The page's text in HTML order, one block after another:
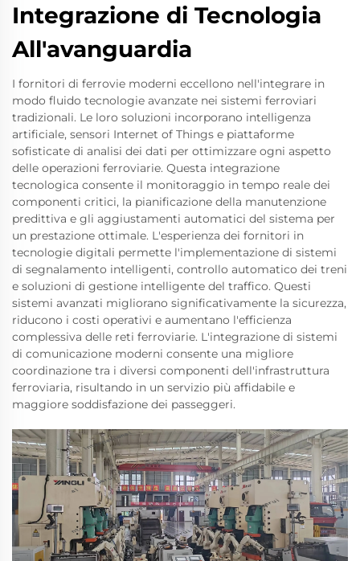
Integrazione di Tecnologia
All'avanguardia
I fornitori di ferrovie moderni eccellono nell'integrare in
modo fluido tecnologie avanzate nei sistemi ferroviari
tradizionali. Le loro soluzioni incorporano intelligenza
artificiale, sensori Internet of Things e piattaforme
sofisticate di analisi dei dati per ottimizzare ogni aspetto
delle operazioni ferroviarie. Questa integrazione
tecnologica consente il monitoraggio in tempo reale dei
componenti critici, la pianificazione della manutenzione
predittiva e gli aggiustamenti automatici del sistema per
un prestazione ottimale. L'esperienza dei fornitori in
tecnologie digitali permette l'implementazione di sistemi
di segnalamento intelligenti, controllo automatico dei treni
e soluzioni di gestione intelligente del traffico. Questi
sistemi avanzati migliorano significativamente la sicurezza,
riducono i costi operativi e aumentano l'efficienza
complessiva delle reti ferroviarie. L'integrazione di sistemi
di comunicazione moderni consente una migliore
coordinazione tra i diversi componenti dell'infrastruttura
ferroviaria, risultando in un servizio più affidabile e
maggiore soddisfazione dei passeggeri.